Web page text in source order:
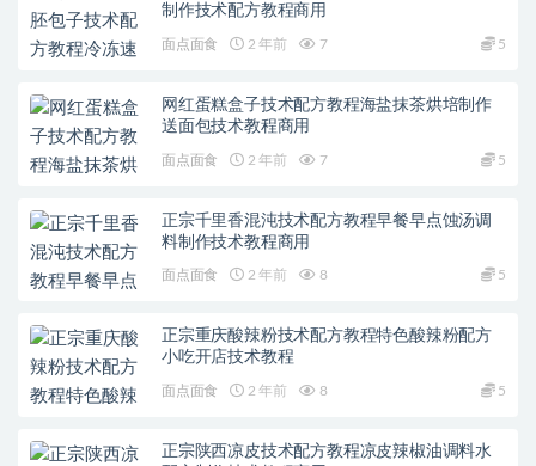
制作技术配方教程商用
面点面食 2 年前 7 5
网红蛋糕盒子技术配方教程海盐抹茶烘培制作
送面包技术教程商用
面点面食 2 年前 7 5
正宗千里香混沌技术配方教程早餐早点蚀汤调
料制作技术教程商用
面点面食 2 年前 8 5
正宗重庆酸辣粉技术配方教程特色酸辣粉配方
小吃开店技术教程
面点面食 2 年前 8 5
正宗陕西凉皮技术配方教程凉皮辣椒油调料水